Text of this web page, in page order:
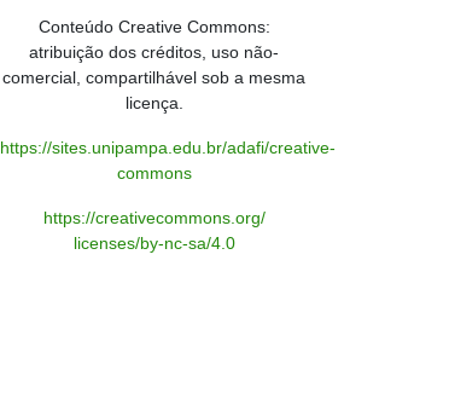
Conteúdo Creative Commons:
atribuição dos créditos, uso não-
comercial, compartilhável sob a mesma
licença.
https://sites.unipampa.edu.br/adafi/creative-
commons
https://creativecommons.org/
licenses/by-nc-sa/4.0